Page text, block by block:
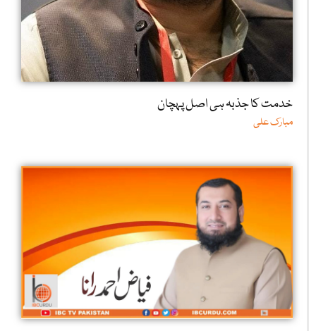
خدمت کا جذبہ ہی اصل پہچان
مبارک علی